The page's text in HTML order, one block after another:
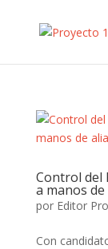
Control del
a manos
por Editor
Con